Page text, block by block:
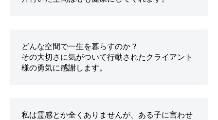
どんな空間で一生を暮らすのか？
その大切さに気がついて行動されたクライアント
私は霊感とか全くありませんが、ある子に言わせ